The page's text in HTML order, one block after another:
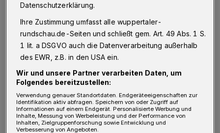
Von Roderich Trapp
"Das war ein Super-Auftritt mit ganz viel, auf
dem man aufbauen kann", kommentierte der
Datenschutzerklärung.
Ihre Zustimmung umfasst alle wuppertaler-
rundschau.de-Seiten und schließt gem. Art. 49 Abs. 1 S.
1 lit. a DSGVO auch die Datenverarbeitung außerhalb
des EWR, z.B. in den USA ein.
Wir und unsere Partner verarbeiten Daten, um
Folgendes bereitzustellen:
Verwendung genauer Standortdaten. Endgeräteeigenschaften zur
Identifikation aktiv abfragen. Speichern von oder Zugriff auf
Informationen auf einem Endgerät. Personalisierte Werbung und
Inhalte, Messung von Werbeleistung und der Performance von
Inhalten, Zielgruppenforschung sowie Entwicklung und
Verbesserung von Angeboten.